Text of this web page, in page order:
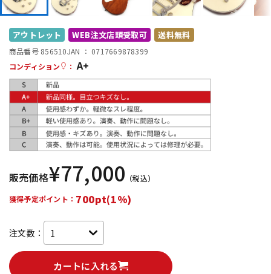
配信/ライブ機器 楽器アクセサリ
アウトレット WEB注文店頭受取可 送料無料
商品番号 856510JAN ： 0717669878399
コンディション
： A+
販売価格¥77,000 （税込）
獲得予定ポイント： 700pt(1%)
注文数：
カートに入れる